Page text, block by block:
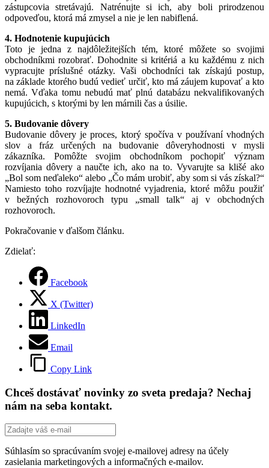
zástupcovia stretávajú. Natrénujte si ich, aby boli prirodzenou
odpoveďou, ktorá má zmysel a nie je len nabiflená.
4. Hodnotenie kupujúcich
Toto je jedna z najdôležitejších tém, ktoré môžete so svojimi
obchodníkmi rozobrať. Dohodnite si kritériá a ku každému z nich
vypracujte príslušné otázky. Vaši obchodníci tak získajú postup,
na základe ktorého budú vedieť určiť, kto má záujem kupovať a kto
nemá. Vďaka tomu nebudú mať plnú databázu nekvalifikovaných
kupujúcich, s ktorými by len márnili čas a úsilie.
5. Budovanie dôvery
Budovanie dôvery je proces, ktorý spočíva v používaní vhodných
slov a fráz určených na budovanie dôveryhodnosti v mysli
zákazníka. Pomôžte svojim obchodníkom pochopiť význam
rozvíjania dôvery a naučte ich, ako na to. Vyvarujte sa klišé ako
„Bol som neďaleko“ alebo „Čo mám urobiť, aby som si vás získal?“
Namiesto toho rozvíjajte hodnotné vyjadrenia, ktoré môžu použiť
v bežných rozhovoroch typu „small talk“ aj v obchodných
rozhovoroch.
Pokračovanie v ďalšom článku.
Zdielať:
Facebook
X (Twitter)
LinkedIn
Email
Copy Link
Chceš dostávať novinky zo sveta predaja? Nechaj
nám na seba kontakt.
Súhlasím so spracúvaním svojej e-mailovej adresy na účely
zasielania marketingových a informačných e-mailov.